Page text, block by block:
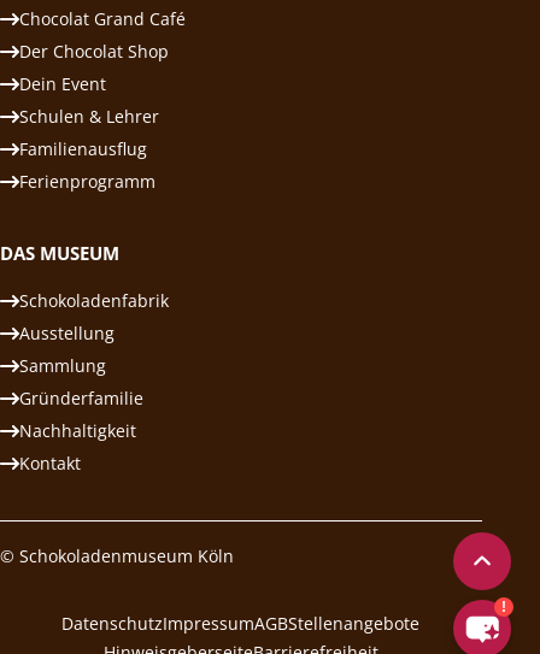
Chocolat Grand Café
Der Chocolat Shop
Dein Event
Schulen & Lehrer
Familienausflug
Ferienprogramm
DAS MUSEUM
Schokoladenfabrik
Ausstellung
Sammlung
Gründerfamilie
Nachhaltigkeit
Kontakt
© Schokoladenmuseum Köln
DatenschutzImpressumAGBStellenangebote